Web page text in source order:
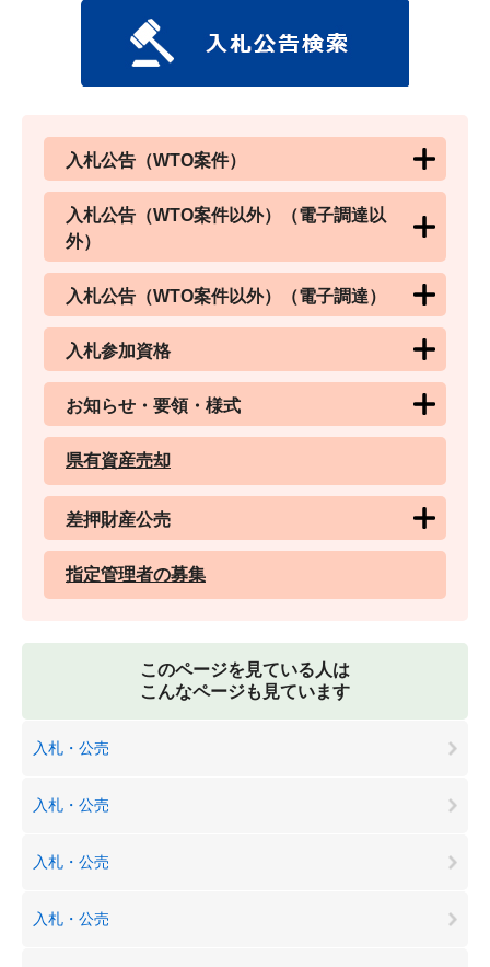
入札公告（WTO案件）
入札公告（WTO案件以外）（電子調達以
外）
入札公告（WTO案件以外）（電子調達）
入札参加資格
お知らせ・要領・様式
県有資産売却
差押財産公売
指定管理者の募集
このページを見ている人は
こんなページも見ています
入札・公売
入札・公売
入札・公売
入札・公売